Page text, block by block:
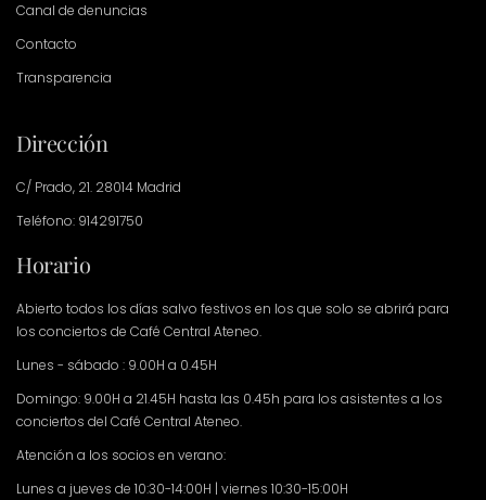
Canal de denuncias
Contacto
Transparencia
Dirección
C/ Prado, 21. 28014 Madrid
Teléfono: 914291750
Horario
Abierto todos los días salvo festivos en los que solo se abrirá para
los conciertos de Café Central Ateneo.
Lunes - sábado : 9.00H a 0.45H
Domingo: 9.00H a 21.45H hasta las 0.45h para los asistentes a los
conciertos del Café Central Ateneo.
Atención a los socios en verano:
Lunes a jueves de 10:30-14:00H | viernes 10:30-15:00H